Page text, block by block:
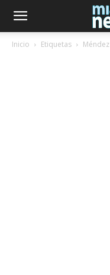
Inicio Etiquetas Méndez